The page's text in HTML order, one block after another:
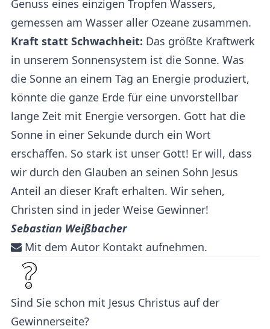
Genuss eines einzigen Tropfen Wassers,
gemessen am Wasser aller Ozeane zusammen.
Kraft statt Schwachheit: Das größte Kraftwerk
in unserem Sonnensystem ist die Sonne. Was
die Sonne an einem Tag an Energie produziert,
könnte die ganze Erde für eine unvorstellbar
lange Zeit mit Energie versorgen. Gott hat die
Sonne in einer Sekunde durch ein Wort
erschaffen. So stark ist unser Gott! Er will, dass
wir durch den Glauben an seinen Sohn Jesus
Anteil an dieser Kraft erhalten. Wir sehen,
Christen sind in jeder Weise Gewinner!
Sebastian Weißbacher
Mit dem Autor Kontakt aufnehmen.
Sind Sie schon mit Jesus Christus auf der
Gewinnerseite?